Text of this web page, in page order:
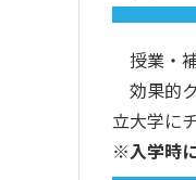
授業・
効果的
立大学に
※入学時